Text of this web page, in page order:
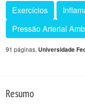
Exercícios
Pressão Arterial
91 páginas, Universidade
Resumo